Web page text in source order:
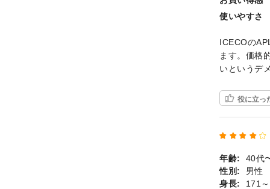
使いやすさ
ICECOの
ます。価格
いというデ
役に立っ
年齢:
40代
性別:
男性
身長:
171